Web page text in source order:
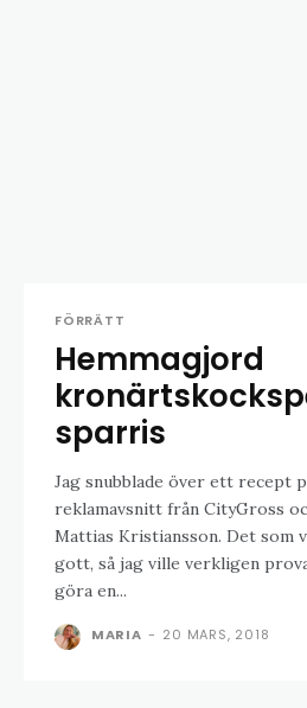
FÖRRÄTT
Hemmagjord
sparris
Jag snubblade över ett recept
reklamavsnitt från CityGross
Mattias Kristiansson. Det som
gott, så jag ville verkligen
göra en...
MARIA - 20 MARS, 2018